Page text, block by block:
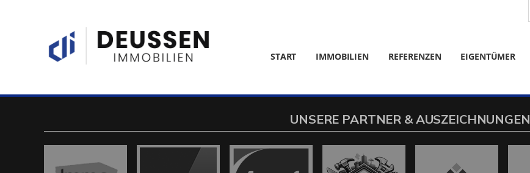
START IMMOBILIEN REFERENZEN EIGENTÜMER
UNSERE PARTNER & AUSZEICHNUNGEN